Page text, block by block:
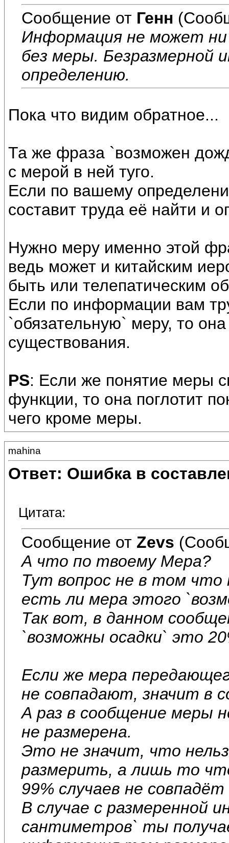
Сообщение от Генн
Информация не может
без меры. Безразмерной
определению.
Пока что видим обратное...
Та же фраза `возможен
с мерой в ней туго.
Если по вашему
составит труда её найти и
Нужно меру именно этой
ведь может и китайским
быть или телепатическим
Если по информации вам
`обязательную` меру, то
существования.
PS: Если же понятие меры
функции, то она поглотит
чего кроме меры.
mahina
Ответ: Ошибка в
Цитата:
Сообщение от Zevs
А что по твоему Мера?
Тут вопрос не в том
есть ли мера этого
Так вот, в данном
`возможны осадки` это
Если же мера
не совпадают, значит в
А раз в сообщение меры
не размерена.
Это не значит, что
размерить, а лишь то
99% случаев не
В случае с размеренной
сантиметров` ты